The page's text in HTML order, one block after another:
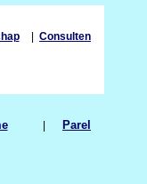
| Consulten
| Parel